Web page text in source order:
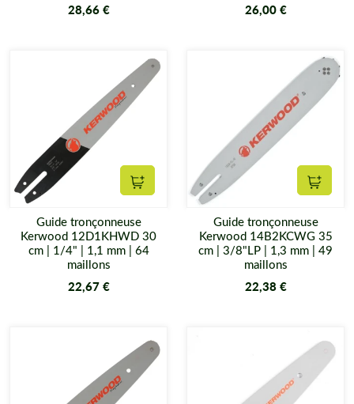
28,66 € 26,00 €
Ajouter au panier
Guide tronçonneuse
Kerwood 12D1KHWD 30
cm | 1/4" | 1,1 mm | 64
maillons
22,67 €
Guide tronçonneuse
Kerwood 14B2KCWG 35
cm | 3/8"LP | 1,3 mm | 49
maillons
22,38 €